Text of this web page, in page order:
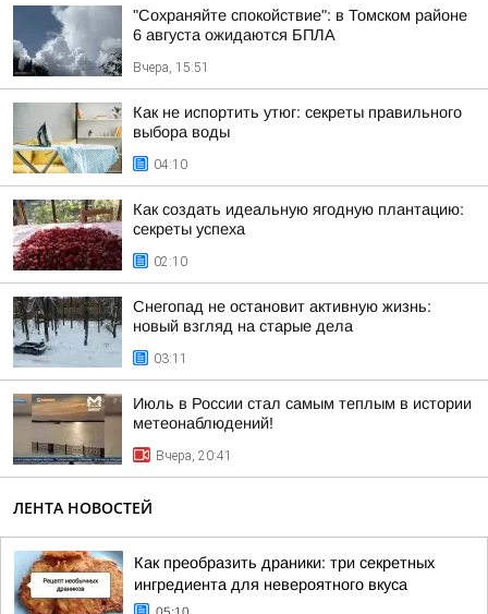
"Сохраняйте спокойствие": в Томском районе
6 августа ожидаются БПЛА
Вчера, 15:51
Как не испортить утюг: секреты правильного
выбора воды
04:10
Как создать идеальную ягодную плантацию:
секреты успеха
02:10
Снегопад не остановит активную жизнь:
новый взгляд на старые дела
03:11
Июль в России стал самым теплым в истории
метеонаблюдений!
Вчера, 20:41
ЛЕНТА НОВОСТЕЙ
Как преобразить драники: три секретных
ингредиента для невероятного вкуса